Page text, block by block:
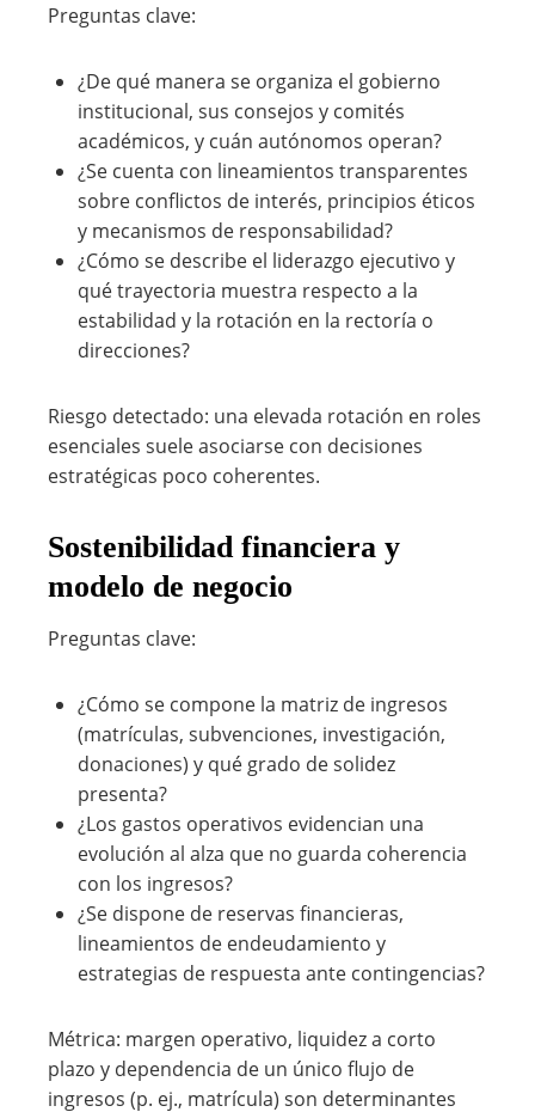
Preguntas clave:
¿De qué manera se organiza el gobierno
institucional, sus consejos y comités
académicos, y cuán autónomos operan?
¿Se cuenta con lineamientos transparentes
sobre conflictos de interés, principios éticos
y mecanismos de responsabilidad?
¿Cómo se describe el liderazgo ejecutivo y
qué trayectoria muestra respecto a la
estabilidad y la rotación en la rectoría o
direcciones?
Riesgo detectado: una elevada rotación en roles
esenciales suele asociarse con decisiones
estratégicas poco coherentes.
Sostenibilidad financiera y
modelo de negocio
Preguntas clave:
¿Cómo se compone la matriz de ingresos
(matrículas, subvenciones, investigación,
donaciones) y qué grado de solidez
presenta?
¿Los gastos operativos evidencian una
evolución al alza que no guarda coherencia
con los ingresos?
¿Se dispone de reservas financieras,
lineamientos de endeudamiento y
estrategias de respuesta ante contingencias?
Métrica: margen operativo, liquidez a corto
plazo y dependencia de un único flujo de
ingresos (p. ej., matrícula) son determinantes